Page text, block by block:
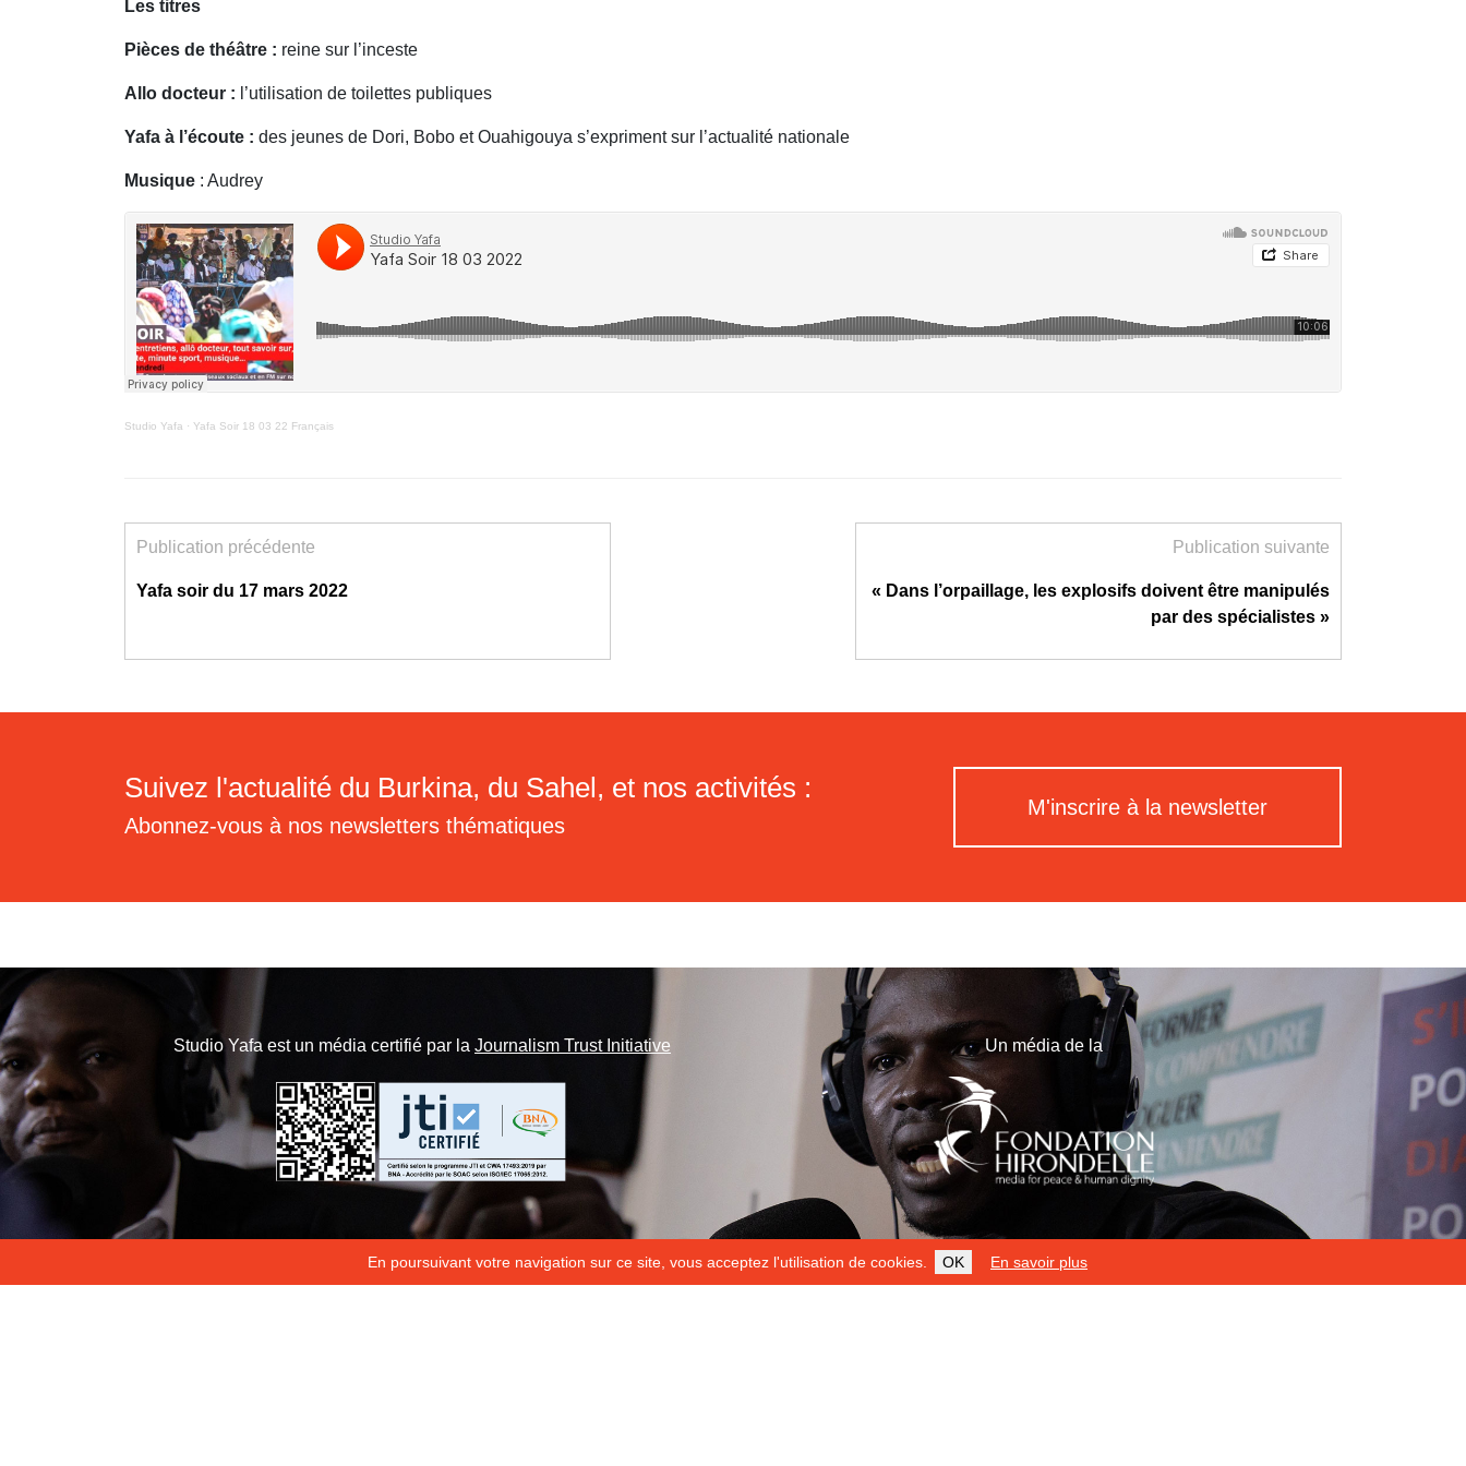
En poursuivant votre navigation sur ce site, vous acceptez l'utilisation de cookies. OK En savoir plus
Les titres
Pièces de théâtre : reine sur l’inceste
Allo docteur : l’utilisation de toilettes publiques
Yafa à l’écoute : des jeunes de Dori, Bobo et Ouahigouya s’expriment sur l’actualité nationale
Musique : Audrey
Studio Yafa · Yafa Soir 18 03 22 Français
Publication précédente
Yafa soir du 17 mars 2022
Publication suivante
« Dans l’orpaillage, les explosifs doivent être manipulés
par des spécialistes »
Suivez l'actualité du Burkina, du Sahel, et nos activités :
Abonnez-vous à nos newsletters thématiques
M'inscrire à la newsletter
Studio Yafa est un média certifié par la Journalism Trust Initiative Un média de la
ILS NOUS SOUTIENNENT